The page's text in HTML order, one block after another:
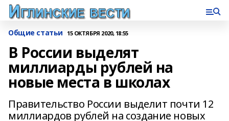
Общие статьи 15 ОКТЯБРЯ 2020, 18:55
В России выделят
миллиарды рублей на
новые места в школах
Правительство России выделит почти 12
миллиардов рублей на создание новых